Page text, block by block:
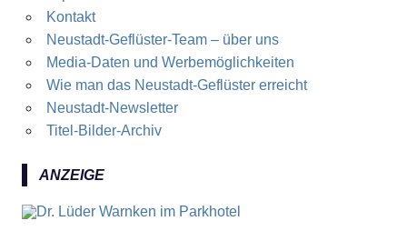
Kontakt
Neustadt-Geflüster-Team – über uns
Media-Daten und Werbemöglichkeiten
Wie man das Neustadt-Geflüster erreicht
Neustadt-Newsletter
Titel-Bilder-Archiv
ANZEIGE